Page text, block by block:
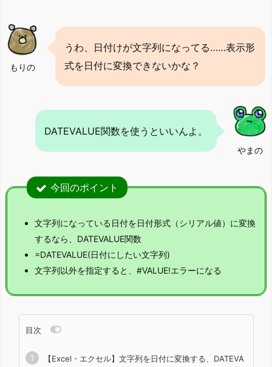
もりの
うわ、日付けが文字列になってる……表示形
式を日付に変換できないかな？
やまの
DATEVALUE関数を使うといいんよ。
今回のポイント
文字列になっている日付を日付形式（シリアル値）に変換
するなら、DATEVALUE関数
=DATEVALUE(日付にしたい文字列)
文字列以外を指定すると、#VALUE!エラーになる
目次
【Excel・エクセル】文字列を日付に変換する、DATEVA